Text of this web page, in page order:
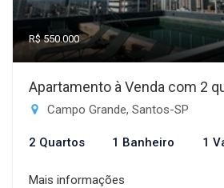
R$ 550.000
Apartamento à Venda com 2
Campo Grande, Santos-SP
2 Quartos 1 Banheiro 1
Mais informações